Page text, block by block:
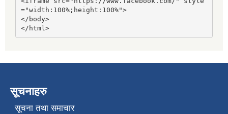
="width:100%;height:100%">
</body>
</html>
सूचनाहरु
सूचना तथा समाचार